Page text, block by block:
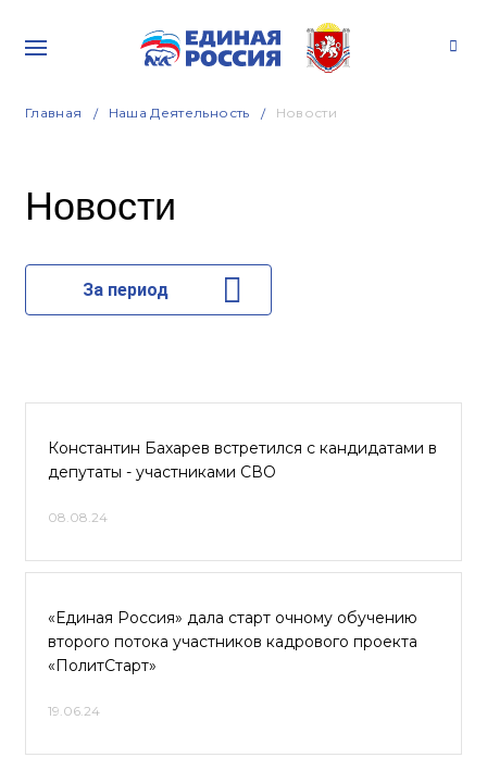
Главная Наша Деятельность Новости
Новости
За период
Константин Бахарев встретился с кандидатами в
депутаты - участниками СВО
08.08.24
«Единая Россия» дала старт очному обучению
второго потока участников кадрового проекта
«ПолитСтарт»
19.06.24